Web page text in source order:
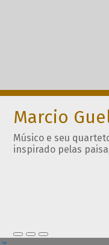
Marcio
Músico e seu
inspirado pelas